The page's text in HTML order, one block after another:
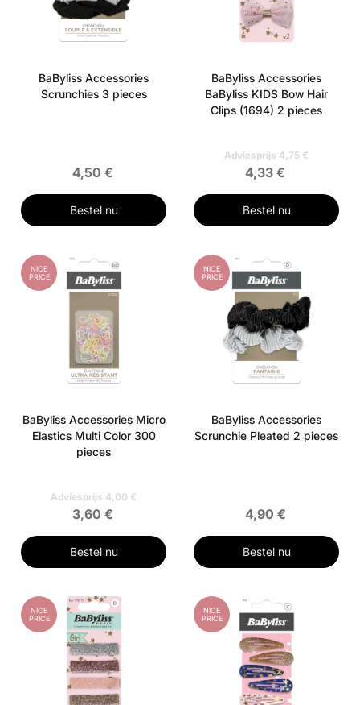
BaByliss Accessories
Scrunchies 3 pieces
4,50 €
Bestel nu
BaByliss Accessories
BaByliss KIDS Bow Hair
Clips (1694) 2 pieces
Adviesprijs 4,75 €
4,33 €
Bestel nu
NICE
PRICE
BaByliss Accessories Micro
Elastics Multi Color 300
pieces
Adviesprijs 4,00 €
3,60 €
Bestel nu
NICE
PRICE
BaByliss Accessories
Scrunchie Pleated 2 pieces
4,90 €
Bestel nu
NICE
PRICE
NICE
PRICE